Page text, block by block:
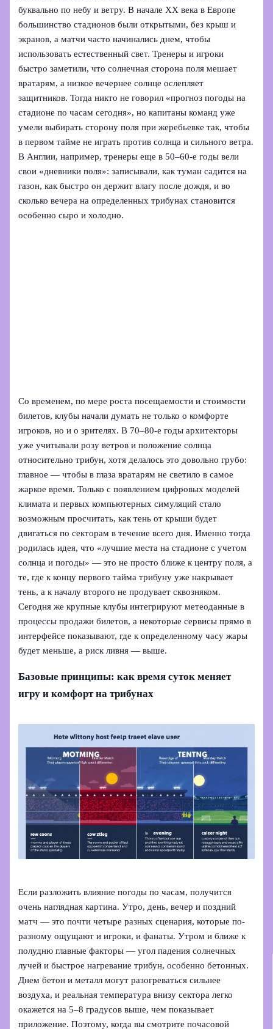
буквально по небу и ветру. В начале XX века в Европе
большинство стадионов были открытыми, без крыш и
экранов, а матчи часто начинались днем, чтобы
использовать естественный свет. Тренеры и игроки
быстро заметили, что солнечная сторона поля мешает
вратарям, а низкое вечернее солнце ослепляет
защитников. Тогда никто не говорил «прогноз погоды на
стадионе по часам сегодня», но капитаны команд уже
умели выбирать сторону поля при жеребьевке так, чтобы
в первом тайме не играть против солнца и сильного ветра.
В Англии, например, тренеры еще в 50–60-е годы вели
свои «дневники поля»: записывали, как туман садится на
газон, как быстро он держит влагу после дождя, и во
сколько вечера на определенных трибунах становится
особенно сыро и холодно.
Со временем, по мере роста посещаемости и стоимости
билетов, клубы начали думать не только о комфорте
игроков, но и о зрителях. В 70–80-е годы архитекторы
уже учитывали розу ветров и положение солнца
относительно трибун, хотя делалось это довольно грубо:
главное — чтобы в глаза вратарям не светило в самое
жаркое время. Только с появлением цифровых моделей
климата и первых компьютерных симуляций стало
возможным просчитать, как тень от крыши будет
двигаться по секторам в течение всего дня. Именно тогда
родилась идея, что «лучшие места на стадионе с учетом
солнца и погоды» — это не просто ближе к центру поля, а
те, где к концу первого тайма трибуну уже накрывает
тень, а к началу второго не продувает сквозняком.
Сегодня же крупные клубы интегрируют метеоданные в
процессы продажи билетов, а некоторые сервисы прямо в
интерфейсе показывают, где к определенному часу жары
будет меньше, а риск ливня — выше.
Базовые принципы: как время суток меняет
игру и комфорт на трибунах
Если разложить влияние погоды по часам, получится
очень наглядная картина. Утро, день, вечер и поздний
матч — это почти четыре разных сценария, которые по-
разному ощущают и игроки, и фанаты. Утром и ближе к
полудню главные факторы — угол падения солнечных
лучей и быстрое нагревание трибун, особенно бетонных.
Днем бетон и металл могут разогреваться сильнее
воздуха, и реальная температура внизу сектора легко
окажется на 5–8 градусов выше, чем показывает
приложение. Поэтому, когда вы смотрите почасовой